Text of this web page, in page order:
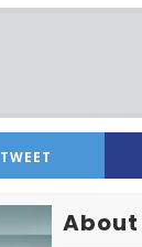
TWEET
About